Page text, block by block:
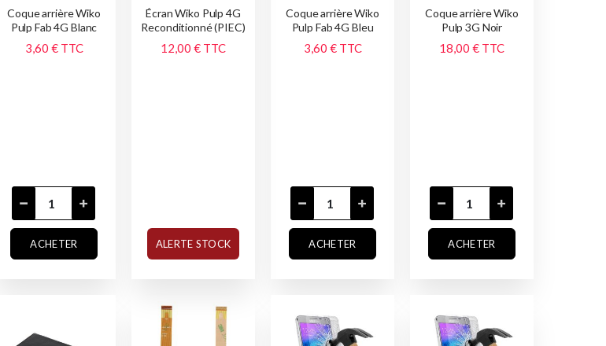
Coque arrière Wiko
Pulp Fab 4G Blanc
3,60 € TTC
ACHETER
Écran Wiko Pulp 4G
Reconditionné (PIEC)
12,00 € TTC
ALERTE STOCK
Coque arrière Wiko
Pulp Fab 4G Bleu
3,60 € TTC
ACHETER
Coque arrière Wiko
Pulp 3G Noir
18,00 € TTC
ACHETER